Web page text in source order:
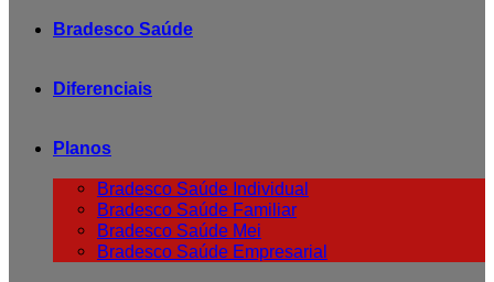
Bradesco Saúde
Diferenciais
Planos
Bradesco Saúde Individual
Bradesco Saúde Familiar
Bradesco Saúde Mei
Bradesco Saúde Empresarial